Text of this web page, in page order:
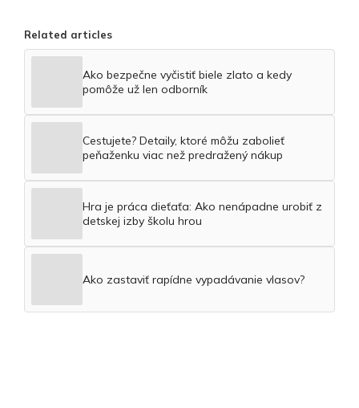
Related articles
Ako bezpečne vyčistiť biele zlato a kedy
pomôže už len odborník
Cestujete? Detaily, ktoré môžu zabolieť
peňaženku viac než predražený nákup
Hra je práca dieťaťa: Ako nenápadne urobiť z
detskej izby školu hrou
Ako zastaviť rapídne vypadávanie vlasov?